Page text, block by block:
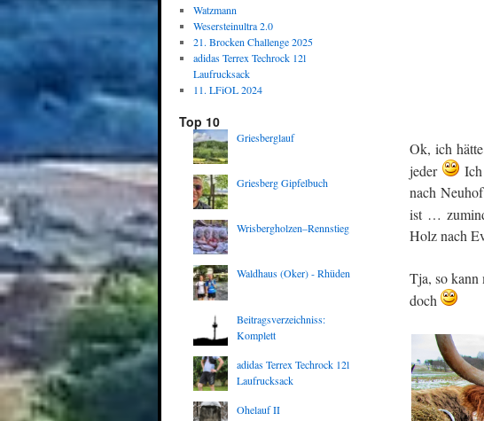
Ok, ich
jeder
nach
ist …
Holz nach
Tja, so kann
doch
Watzmann
Wesersteinultra 2.0
21. Brocken Challenge 2025
adidas Terrex Techrock 12l
Laufrucksack
11. LFiOL 2024
Top 10
Griesberglauf
Griesberg Gipfelbuch
Wrisbergholzen–Rennstieg
Waldhaus (Oker) - Rhüden
Beitragsverzeichniss:
Komplett
adidas Terrex Techrock 12l
Laufrucksack
Ohelauf II